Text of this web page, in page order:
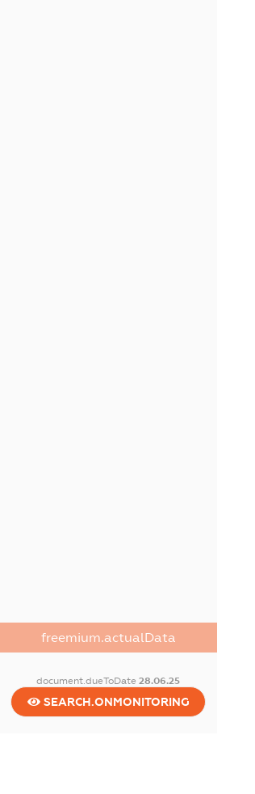
freemium.actualData
document.dueToDate28.06.25
SEARCH.ONMONITORING